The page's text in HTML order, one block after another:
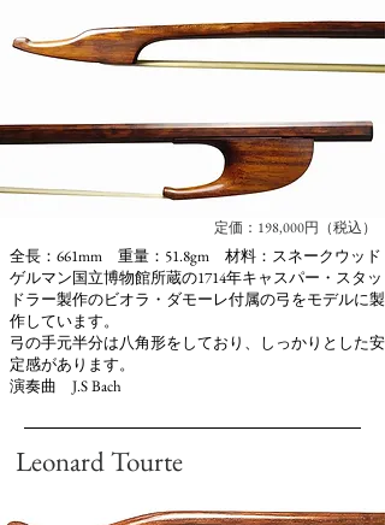
定価：198,000円（税込）
全長：661mm 重量：51.8gm 材料：スネークウッド
ゲルマン国立博物館所蔵の1714年キャスパー・スタッ
ドラー製作のビオラ・ダモーレ付属の弓をモデルに製
作しています。
弓の手元半分は八角形をしており、しっかりとした安
定感があります。
演奏曲 J.S Bach
Leonard Tourte